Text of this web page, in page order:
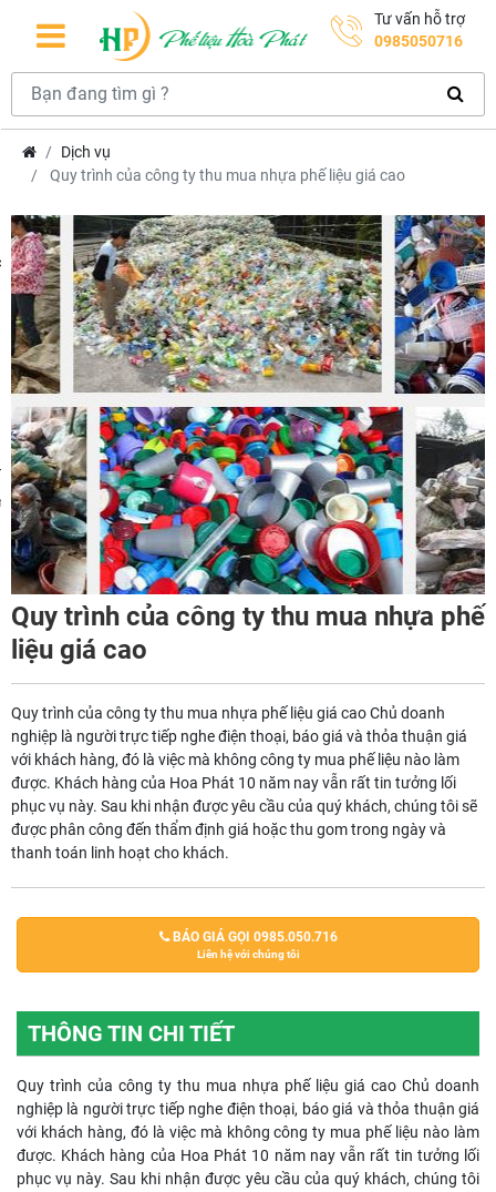
Tư vấn hỗ trợ
0985050716
Dịch vụ
Quy trình của công ty thu mua nhựa phế liệu giá cao
Quy trình của công ty thu mua nhựa phế
liệu giá cao
Quy trình của công ty thu mua nhựa phế liệu giá cao Chủ doanh
nghiệp là người trực tiếp nghe điện thoại, báo giá và thỏa thuận giá
với khách hàng, đó là việc mà không công ty mua phế liệu nào làm
được. Khách hàng của Hoa Phát 10 năm nay vẫn rất tin tưởng lối
phục vụ này. Sau khi nhận được yêu cầu của quý khách, chúng tôi sẽ
được phân công đến thẩm định giá hoặc thu gom trong ngày và
thanh toán linh hoạt cho khách.
BÁO GIÁ GỌI 0985.050.716
Liên hệ với chúng tôi
THÔNG TIN CHI TIẾT
Quy trình của công ty thu mua nhựa phế liệu giá cao Chủ doanh
nghiệp là người trực tiếp nghe điện thoại, báo giá và thỏa thuận giá
với khách hàng, đó là việc mà không công ty mua phế liệu nào làm
được. Khách hàng của Hoa Phát 10 năm nay vẫn rất tin tưởng lối
phục vụ này. Sau khi nhận được yêu cầu của quý khách, chúng tôi